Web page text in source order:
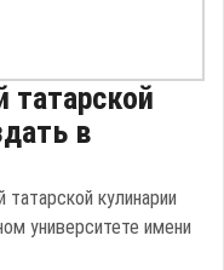
татарской
в
кулинарии
университете имени